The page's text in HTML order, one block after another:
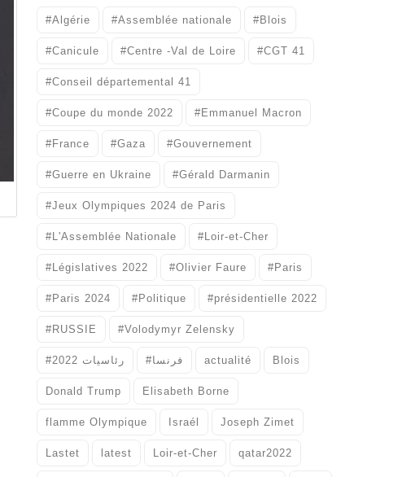
#Algérie #Assemblée nationale #Blois
#Canicule #Centre -Val de Loire #CGT 41
#Conseil départemental 41
#Coupe du monde 2022 #Emmanuel Macron
#France #Gaza #Gouvernement
#Guerre en Ukraine #Gérald Darmanin
#Jeux Olympiques 2024 de Paris
#L'Assemblée Nationale #Loir-et-Cher
#Législatives 2022 #Olivier Faure #Paris
#Paris 2024 #Politique #présidentielle 2022
#RUSSIE #Volodymyr Zelensky
#رئاسيات 2022 #فرنسا actualité Blois
Donald Trump Elisabeth Borne
flamme Olympique Israél Joseph Zimet
Lastet latest Loir-et-Cher qatar2022